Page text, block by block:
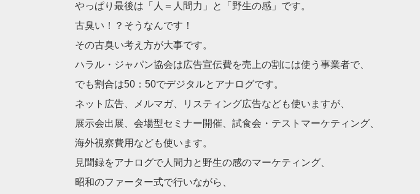
やっぱり最後は「人＝人間力」と「野生の感」です。
古臭い！？そうなんです！
その古臭い考え方が大事です。
ハラル・ジャパン協会は広告宣伝費を売上の割には使う事業者で、
でも割合は50：50でデジタルとアナログです。
ネット広告、メルマガ、リスティング広告なども使いますが、
展示会出展、会場型セミナー開催、試食会・テストマーケティング
海外視察費用なども使います。
見聞録をアナログで人間力と野生の感のマーケティング、
昭和のファーター式で行いながら、